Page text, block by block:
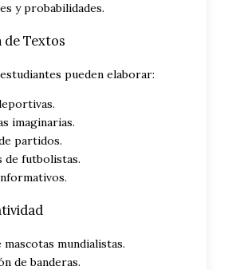
y probabilidades.
de Textos
pueden elaborar:
imaginarias.
partidos.
de futbolistas.
mascotas mundialistas.
de banderas.